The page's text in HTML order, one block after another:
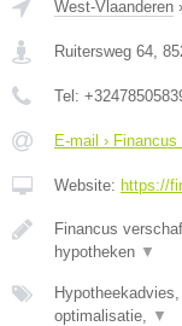
West-Vlaanderen
Ruitersweg 64,
Tel:
E-mail ›
Website: https://
Financus
hypotheken ▼
optimalisatie, ▼